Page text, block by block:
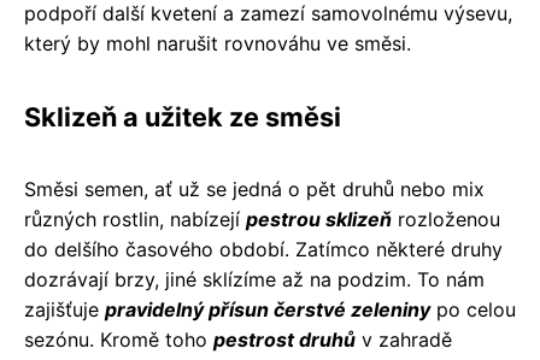
podpoří další kvetení a zamezí samovolnému výsevu,
který by mohl narušit rovnováhu ve směsi.
Sklizeň a užitek ze směsi
Směsi semen, ať už se jedná o pět druhů nebo mix
různých rostlin, nabízejí pestrou sklizeň rozloženou
do delšího časového období. Zatímco některé druhy
dozrávají brzy, jiné sklízíme až na podzim. To nám
zajišťuje pravidelný přísun čerstvé zeleninypo celou
sezónu. Kromě toho pestrost druhů v zahradě